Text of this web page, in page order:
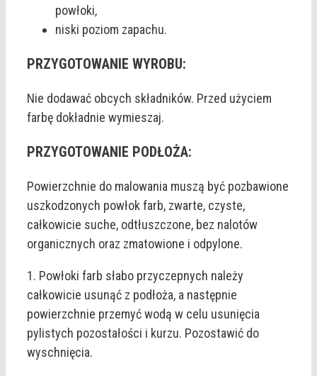
powłoki,
niski poziom zapachu.
PRZYGOTOWANIE WYROBU:
Nie dodawać obcych składników. Przed użyciem
farbę dokładnie wymieszaj.
PRZYGOTOWANIE PODŁOŻA:
Powierzchnie do malowania muszą być pozbawione
uszkodzonych powłok farb, zwarte, czyste,
całkowicie suche, odtłuszczone, bez nalotów
organicznych oraz zmatowione i odpylone.
1. Powłoki farb słabo przyczepnych należy
całkowicie usunąć z podłoża, a następnie
powierzchnie przemyć wodą w celu usunięcia
pylistych pozostałości i kurzu. Pozostawić do
wyschnięcia.